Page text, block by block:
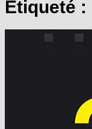
Étiqueté :